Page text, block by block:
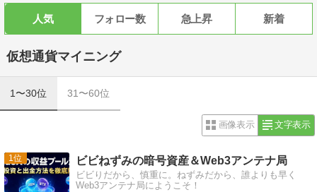
人気 フォロー数 急上昇 新着
仮想通貨マイニング
1〜30位 31〜60位
画像表示 文字表示
1 ビビねずみの暗号資産＆Web3アンテナ局
ビビりだから、慎重に。ねずみだから、誰よりも早く
Web3アンテナ局にようこそ！